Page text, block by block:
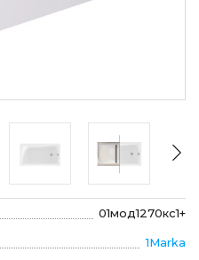
01мод1270кс1+
1Marka